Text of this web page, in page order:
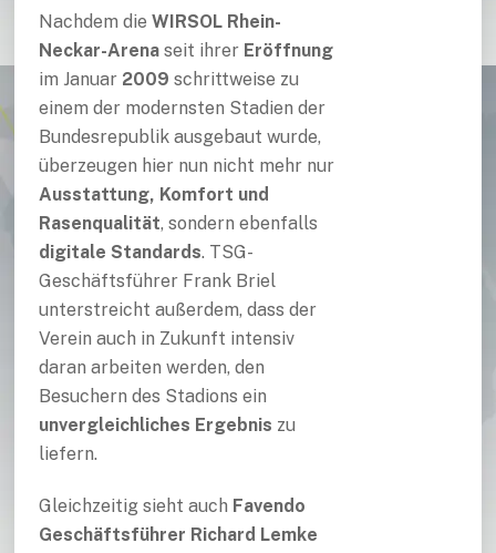
Nachdem die WIRSOL Rhein-
Neckar-Arenaseit ihrer Eröffnung
im Januar 2009 schrittweise zu
einem der modernsten Stadien der
Bundesrepublik ausgebaut wurde,
überzeugen hier nun nicht mehr nur
Ausstattung, Komfort und
Rasenqualität, sondern ebenfalls
digitale Standards. TSG-
Geschäftsführer Frank Briel
unterstreicht außerdem, dass der
Verein auch in Zukunft intensiv
daran arbeiten werden, den
Besuchern des Stadions ein
unvergleichliches Ergebnis zu
liefern.
Gleichzeitig sieht auch Favendo
Geschäftsführer Richard Lemke